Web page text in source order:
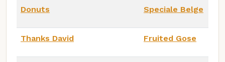
Donuts Speciale Belge
Thanks David Fruited Gose